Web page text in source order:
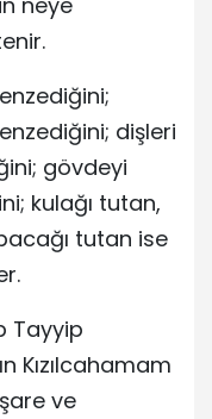
dişleri
gövdeyi
kulağı tutan,
tutan ise
Tayyip
Kızılcahamam
ve